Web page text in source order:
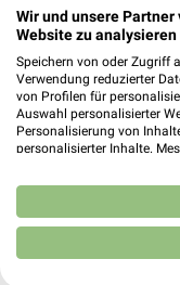
Angebote ab 08.08.
XXXLutz
Wir und unsere
Website zu
Speichern von oder Zugriff
Verwendung reduzierter
von Profilen für
Auswahl personalisierter
Personalisierung von
personalisierter Inhalte.
Kombinationen von Daten
Verbesserung der
von Inhalten.
Daten können außerhalb
USA gesendet werden.